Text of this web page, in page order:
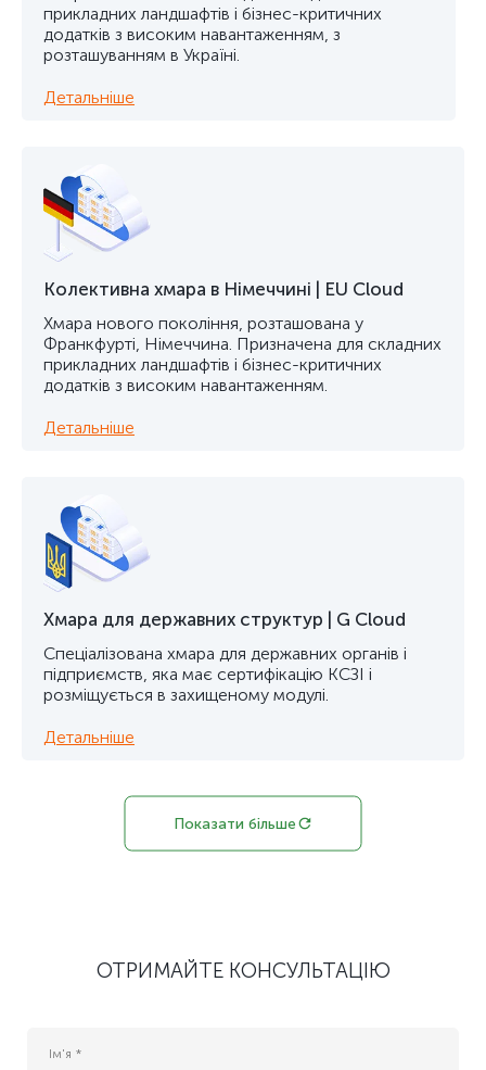
прикладних ландшафтів і бізнес-критичних
додатків з високим навантаженням, з
розташуванням в Україні.
Детальніше
Колективна хмара в Німеччині | EU Cloud
Хмара нового покоління, розташована у
Франкфурті, Німеччина. Призначена для складних
прикладних ландшафтів і бізнес-критичних
додатків з високим навантаженням.
Детальніше
Хмара для державних структур | G Cloud
Спеціалізована хмара для державних органів і
підприємств, яка має сертифікацію КСЗІ і
розміщується в захищеному модулі.
Детальніше
Показати більше
ОТРИМАЙТЕ КОНСУЛЬТАЦІЮ